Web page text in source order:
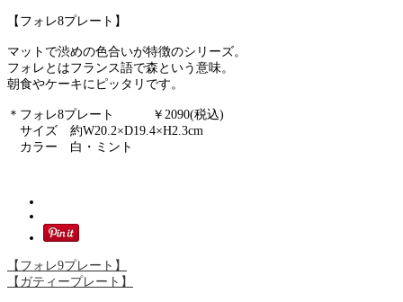
【フォレ8プレート】
マットで渋めの色合いが特徴のシリーズ。
フォレとはフランス語で森という意味。
朝食やケーキにピッタリです。
＊フォレ8プレート ￥2090(税込)
サイズ 約W20.2×D19.4×H2.3cm
カラー 白・ミント
【フォレ9プレート】
【ガティープレート】